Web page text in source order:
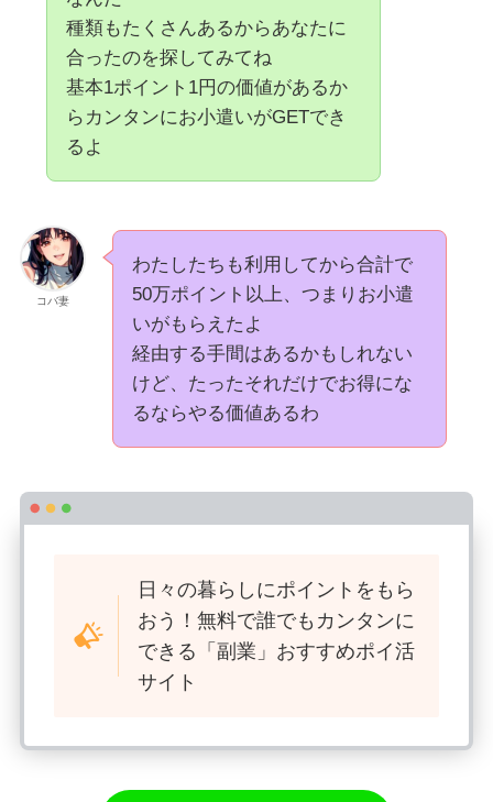
種類もたくさんあるからあなたに
合ったのを探してみてね
基本1ポイント1円の価値があるか
らカンタンにお小遣いがGETでき
るよ
コバ妻
わたしたちも利用してから合計で
50万ポイント以上、つまりお小遣
いがもらえたよ
経由する手間はあるかもしれない
けど、たったそれだけでお得にな
るならやる価値あるわ
日々の暮らしにポイントをもら
おう！無料で誰でもカンタンに
できる「副業」おすすめポイ活
サイト